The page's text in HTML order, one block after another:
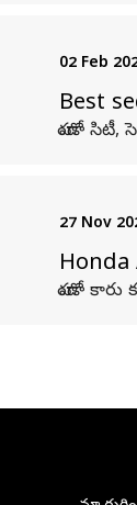
02 Feb
Best
హోండా సిటీ,
27 Nov
హోండా